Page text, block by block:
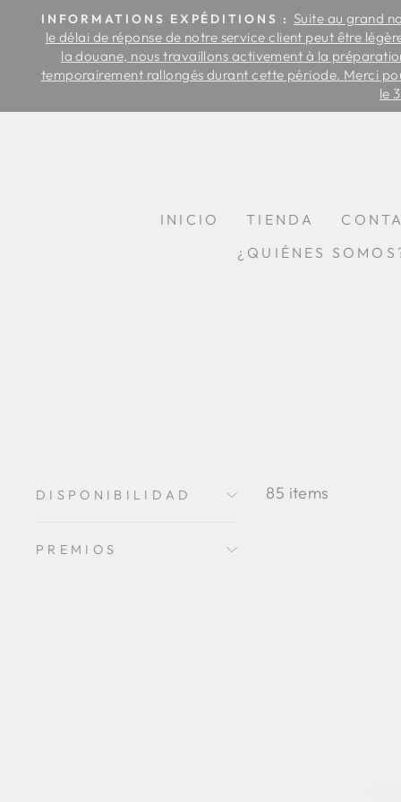
contenido
INFORMATIONS EXPÉDITIONS : Suite au grand
le délai de réponse de notre service client peut être
la douane, nous travaillons activement à la
temporairement rallongés durant cette période. Merci
le
INICIO TIENDA
¿QUIÉNES
DISPONIBILIDAD
PREMIOS
85 items